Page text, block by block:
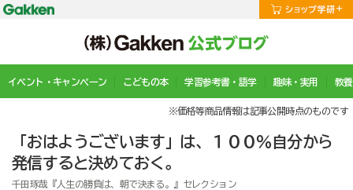
イベント・キャンペーン こどもの本 学習参考書・語学 趣味・実用 教
※価格等商品情報は記事公開時点のものです
「おはようございます」は、１００％自分から
発信すると決めておく。
千田琢哉『人生の勝負は、朝で決まる。』セレクション